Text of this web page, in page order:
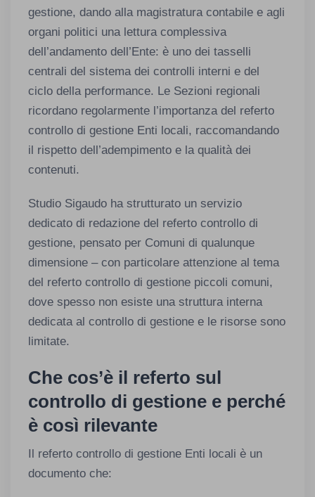
gestione, dando alla magistratura contabile e agli
organi politici una lettura complessiva
dell’andamento dell’Ente: è uno dei tasselli
centrali del sistema dei controlli interni e del
ciclo della performance. Le Sezioni regionali
ricordano regolarmente l’importanza del referto
controllo di gestione Enti locali, raccomandando
il rispetto dell’adempimento e la qualità dei
contenuti.
Studio Sigaudo ha strutturato un servizio
dedicato di redazione del referto controllo di
gestione, pensato per Comuni di qualunque
dimensione – con particolare attenzione al tema
del referto controllo di gestione piccoli comuni,
dove spesso non esiste una struttura interna
dedicata al controllo di gestione e le risorse sono
limitate.
Che cos’è il referto sul
controllo di gestione e perché
è così rilevante
Il referto controllo di gestione Enti locali è un
documento che: